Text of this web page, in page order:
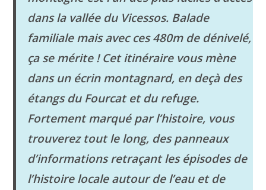
dans la vallée du Vicessos. Balade
familiale mais avec ces 480m de dénivelé,
ça se mérite ! Cet itinéraire vous mène
dans un écrin montagnard, en deçà des
étangs du Fourcat et du refuge.
Fortement marqué par l’histoire, vous
trouverez tout le long, des panneaux
d’informations retraçant les épisodes de
l’histoire locale autour de l’eau et de